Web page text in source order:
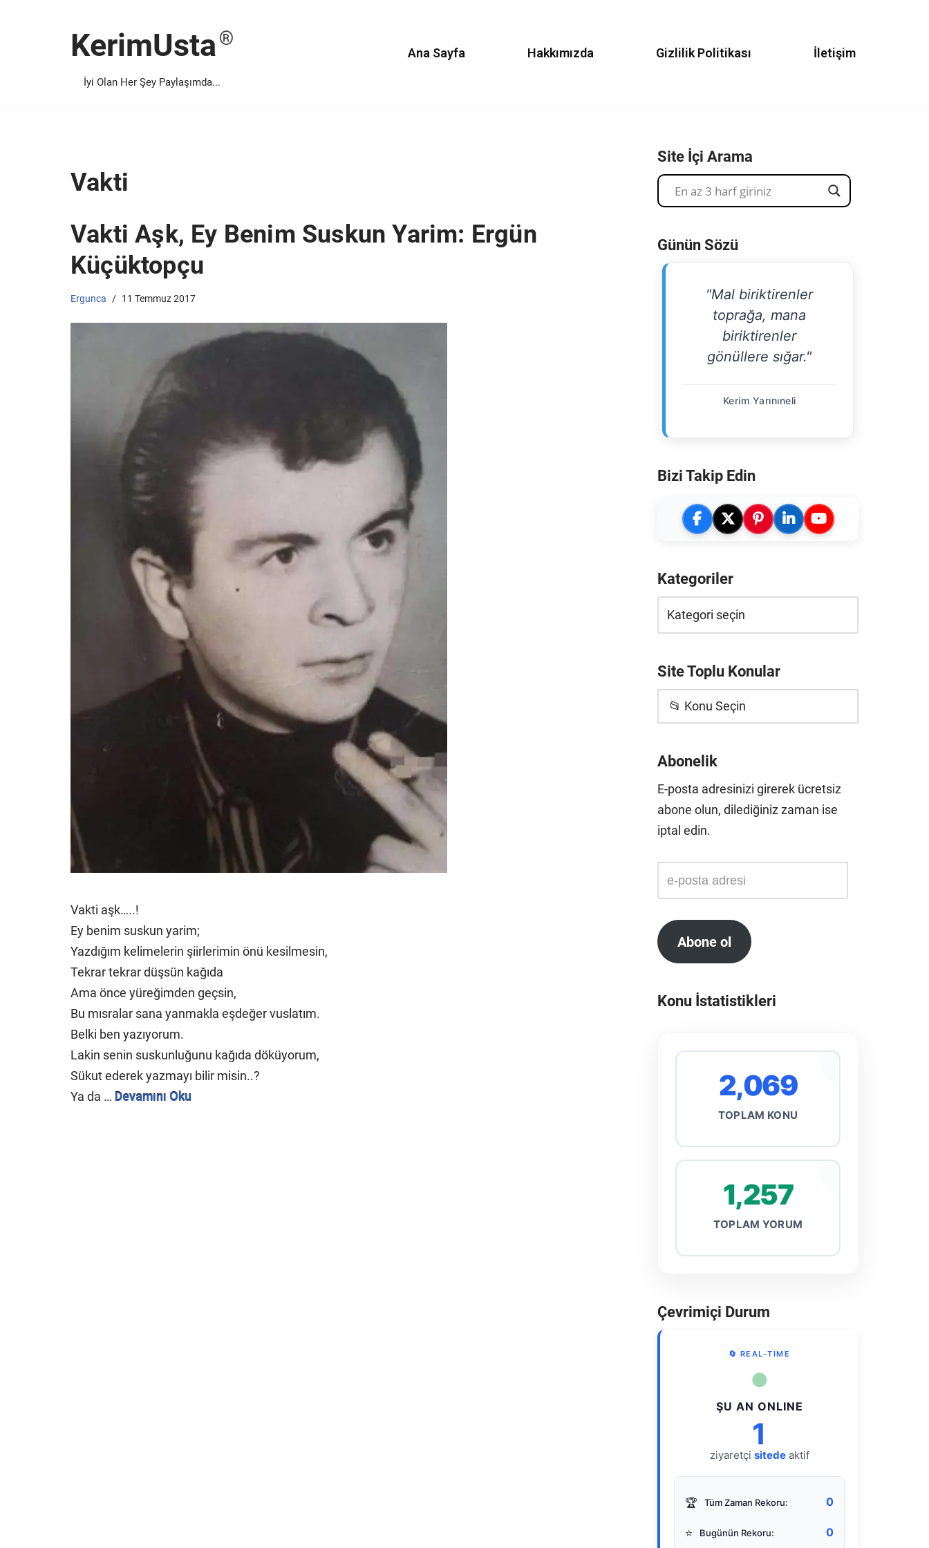
KerimUsta
İyi Olan Her Şey Paylaşımda...
Ana Sayfa Hakkımızda Gizlilik Politikası İletişim
Vakti
Vakti Aşk, Ey Benim Suskun Yarim: Ergün
Küçüktopçu
Ergunca 11 Temmuz 2017
Vakti aşk…..!
Ey benim suskun yarim;
Yazdığım kelimelerin şiirlerimin önü kesilmesin,
Tekrar tekrar düşsün kağıda
Ama önce yüreğimden geçsin,
Bu mısralar sana yanmakla eşdeğer vuslatım.
Belki ben yazıyorum.
Lakin senin suskunluğunu kağıda döküyorum,
Sükut ederek yazmayı bilir misin..?
Ya da … Devamını Oku
Site İçi Arama
Günün Sözü
"Mal biriktirenler
toprağa, mana
biriktirenler
gönüllere sığar."
Kerim Yarınıneli
Bizi Takip Edin
Kategoriler
Site Toplu Konular
📂 Konu Seçin
Abonelik
E-posta adresinizi girerek ücretsiz
abone olun, dilediğiniz zaman ise
iptal edin.
Abone ol
Konu İstatistikleri
2,069
TOPLAM KONU
1,257
TOPLAM YORUM
Çevrimiçi Durum
🔄 REAL-TIME
●
ŞU AN ONLINE
1
ziyaretçi sitedeaktif
🏆 Tüm Zaman Rekoru: 0
⭐ Bugünün Rekoru: 0